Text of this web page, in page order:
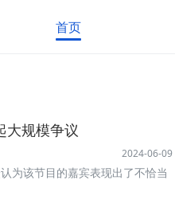
首页
大规模争议
2024-06-09
为该节目的嘉宾表现出了不恰当